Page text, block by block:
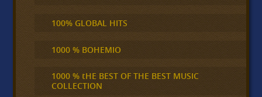
100% GLOBAL HITS
1000 % BOHEMIO
1000 % tHE BEST OF THE BEST MUSIC
COLLECTION